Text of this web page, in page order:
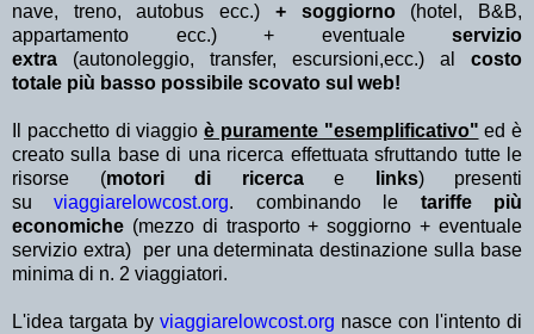
nave, treno, autobus ecc.) + soggiorno(hotel, B&B,
appartamento ecc.) + eventuale servizio
extra (autonoleggio, transfer, escursioni,ecc.) al costo
totale più basso possibile scovato sul web!
Il pacchetto di viaggio è puramente "esemplificativo" ed è
creato sulla base di una ricerca effettuata sfruttando tutte le
risorse (motori di ricerca e links) presenti
suviaggiarelowcost.org. combinando le tariffe più
economiche (mezzo di trasporto + soggiorno + eventuale
servizio extra)
per una determinata destinazione sulla base
minima di n. 2 viaggiatori.
L'idea targata by viaggiarelowcost.org nasce con l'intento di